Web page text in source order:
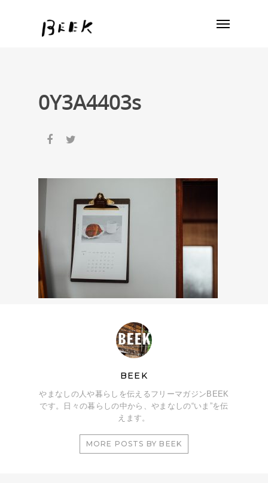
0Y3A4403s
BEEK
やまなしの人や暮らしを伝えるフリーマガジンBEEK
です。日々の暮らしの中から、やまなしの“いま”を伝
えます。
MORE POSTS BY BEEK